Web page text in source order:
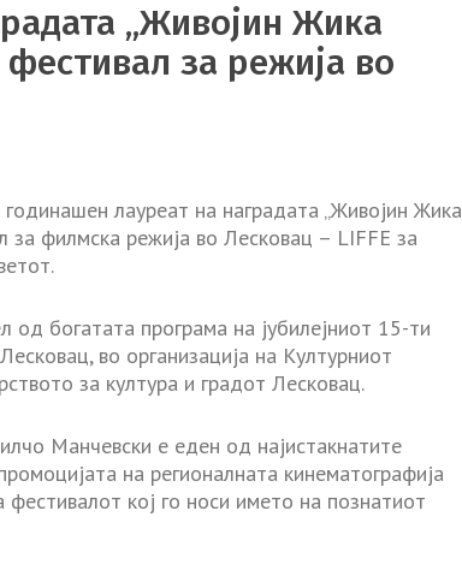
„Живојин Жика
за режија во
лауреат на наградата „Живојин Жика
филмска режија во Лесковац – LIFFE за
богатата програма на јубилејниот 15-ти
во организација на Културниот
за култура и градот Лесковац.
Манчевски е еден од најистакнатите
на регионалната кинематографија
кој го носи името на познатиот